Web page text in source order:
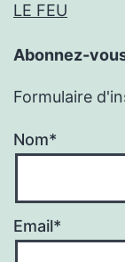
LE FEU
Abonnez-
Formulaire
Nom*
Email*